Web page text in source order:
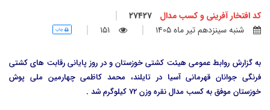
کد افتخار آفرینی و کسب مدال
شنبه سينزدهم تير ماه 1405
151 چاپ
به گزارش روابط عمومی هیئت کشتی خوزستان و در روز پایانی رقابت های کشتی
فرنگی جوانان قهرمانی آسیا در تایلند، محمد کاظمی چهارمین ملی پوش
خوزستان موفق به کسب مدال نقره وزن 72 کیلوگرم شد .